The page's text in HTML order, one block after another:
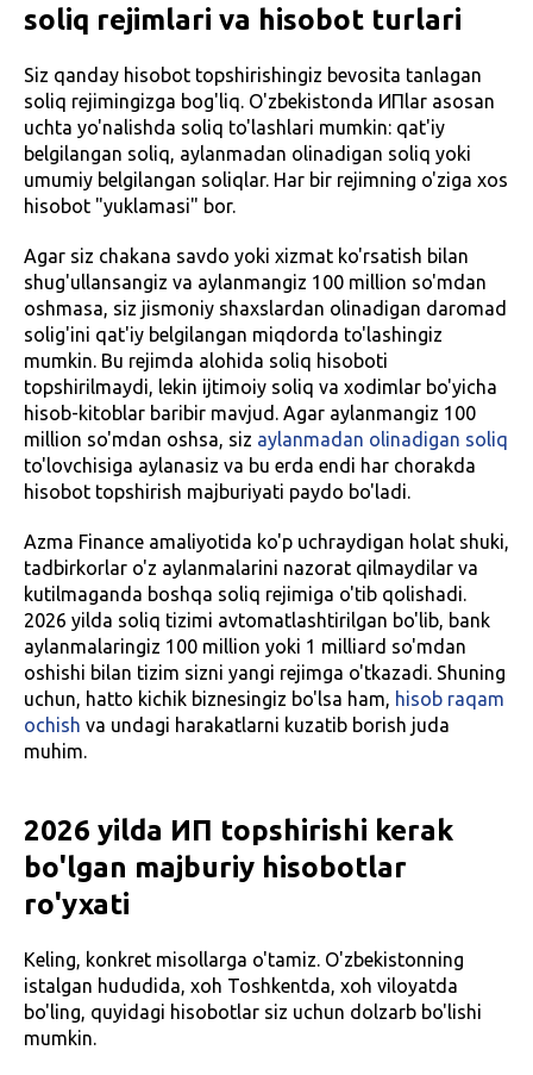
soliq rejimlari va hisobot turlari
Siz qanday hisobot topshirishingiz bevosita tanlagan
soliq rejimingizga bog'liq. O'zbekistonda ИПlar asosan
uchta yo'nalishda soliq to'lashlari mumkin: qat'iy
belgilangan soliq, aylanmadan olinadigan soliq yoki
umumiy belgilangan soliqlar. Har bir rejimning o'ziga xos
hisobot "yuklamasi" bor.
Agar siz chakana savdo yoki xizmat ko'rsatish bilan
shug'ullansangiz va aylanmangiz 100 million so'mdan
oshmasa, siz jismoniy shaxslardan olinadigan daromad
solig'ini qat'iy belgilangan miqdorda to'lashingiz
mumkin. Bu rejimda alohida soliq hisoboti
topshirilmaydi, lekin ijtimoiy soliq va xodimlar bo'yicha
hisob-kitoblar baribir mavjud. Agar aylanmangiz 100
million so'mdan oshsa, siz aylanmadan olinadigan soliq
to'lovchisiga aylanasiz va bu erda endi har chorakda
hisobot topshirish majburiyati paydo bo'ladi.
Azma Finance amaliyotida ko'p uchraydigan holat shuki,
tadbirkorlar o'z aylanmalarini nazorat qilmaydilar va
kutilmaganda boshqa soliq rejimiga o'tib qolishadi.
2026 yilda soliq tizimi avtomatlashtirilgan bo'lib, bank
aylanmalaringiz 100 million yoki 1 milliard so'mdan
oshishi bilan tizim sizni yangi rejimga o'tkazadi. Shuning
uchun, hatto kichik biznesingiz bo'lsa ham,
hisob raqam
ochish va undagi harakatlarni kuzatib borish juda
muhim.
2026 yilda ИП topshirishi kerak
bo'lgan majburiy hisobotlar
ro'yxati
Keling, konkret misollarga o'tamiz. O'zbekistonning
istalgan hududida, xoh Toshkentda, xoh viloyatda
bo'ling, quyidagi hisobotlar siz uchun dolzarb bo'lishi
mumkin.